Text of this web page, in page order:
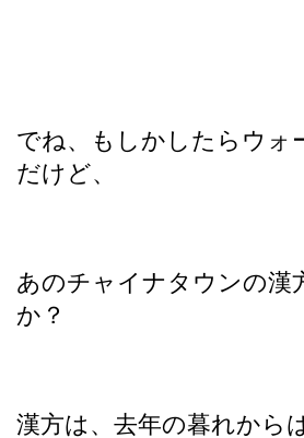
でね、もしかしたらウォ
だけど、
あのチャイナタウンの漢
か？
漢方は、去年の暮れから